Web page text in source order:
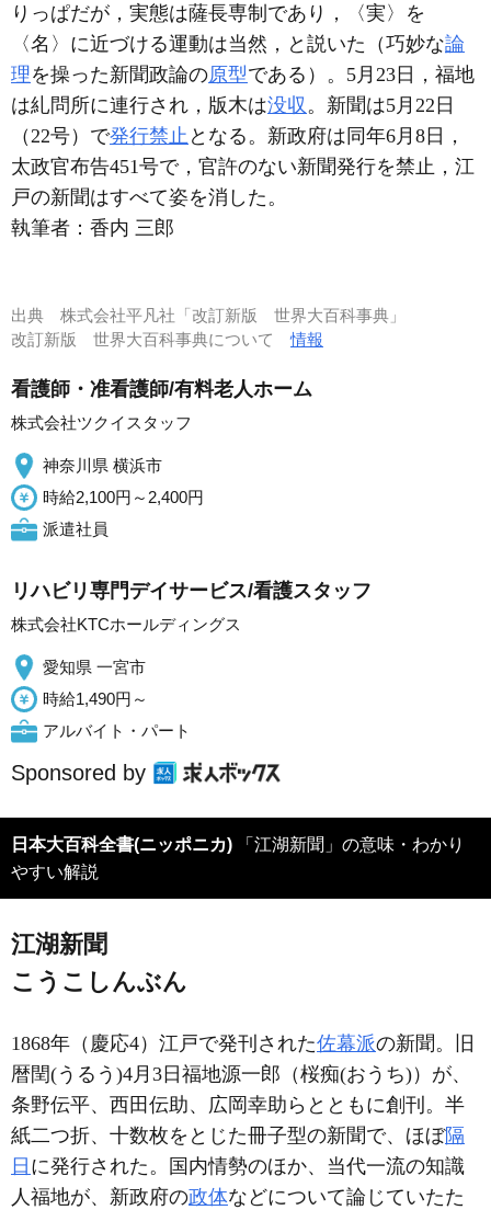
りっぱだが，実態は薩長専制であり，〈実〉を
〈名〉に近づける運動は当然，と説いた（巧妙な論
理を操った新聞政論の原型である）。5月23日，福地
は糺問所に連行され，版木は没収 。新聞は5月22日
（22号）で発行禁止 となる。新政府は同年6月8日，
太政官布告451号で，官許のない新聞発行を禁止，江
戸の新聞はすべて姿を消した。
執筆者： 香内 三郎
出典 株式会社平凡社「改訂新版 世界大百科事典」
改訂新版 世界大百科事典について情報
看護師・准看護師/有料老人ホーム
株式会社ツクイスタッフ
神奈川県 横浜市
時給2,100円～2,400円
派遣社員
リハビリ専門デイサービス/看護スタッフ
株式会社KTCホールディングス
愛知県 一宮市
時給1,490円～
アルバイト・パート
Sponsored by
日本大百科全書(ニッポニカ) 「江湖新聞」の意味・わかり
やすい解説
江湖新聞
こうこしんぶん
1868年（慶応4）江戸で発刊された佐幕派の新聞。旧
暦閏(うるう)4月3日福地源一郎（桜痴(おうち)）が、
条野伝平、西田伝助、広岡幸助らとともに創刊。半
紙二つ折、十数枚をとじた冊子型の新聞で、ほぼ隔
日 に発行された。国内情勢のほか、当代一流の知識
人福地が、新政府の政体などについて論じていたた